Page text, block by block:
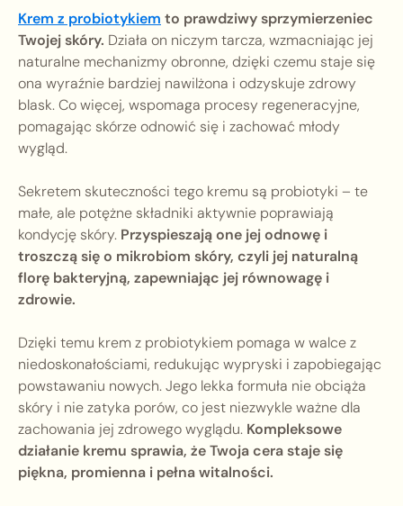
Krem z probiotykiem to prawdziwy sprzymierzeniec
Twojej skóry. Działa on niczym tarcza, wzmacniając jej
naturalne mechanizmy obronne, dzięki czemu staje się
ona wyraźnie bardziej nawilżona i odzyskuje zdrowy
blask. Co więcej, wspomaga procesy regeneracyjne,
pomagając skórze odnowić się i zachować młody
wygląd.
Sekretem skuteczności tego kremu są probiotyki – te
małe, ale potężne składniki aktywnie poprawiają
kondycję skóry. Przyspieszają one jej odnowę i
troszczą się o mikrobiom skóry, czyli jej naturalną
florę bakteryjną, zapewniając jej równowagę i
zdrowie.
Dzięki temu krem z probiotykiem pomaga w walce z
niedoskonałościami, redukując wypryski i zapobiegając
powstawaniu nowych. Jego lekka formuła nie obciąża
skóry i nie zatyka porów, co jest niezwykle ważne dla
zachowania jej zdrowego wyglądu. Kompleksowe
działanie kremu sprawia, że Twoja cera staje się
piękna, promienna i pełna witalności.